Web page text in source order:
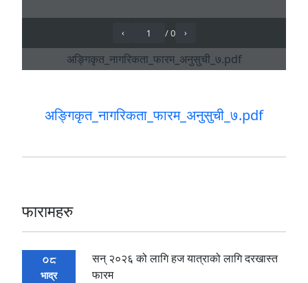
अङ्गिकृत_नागरिकता_फारम_अनुसुची_७.pdf
फारामहरु
08
भाद्र
सन् २०२६ को लागि हज यात्राको लागि दरखास्त
फारम